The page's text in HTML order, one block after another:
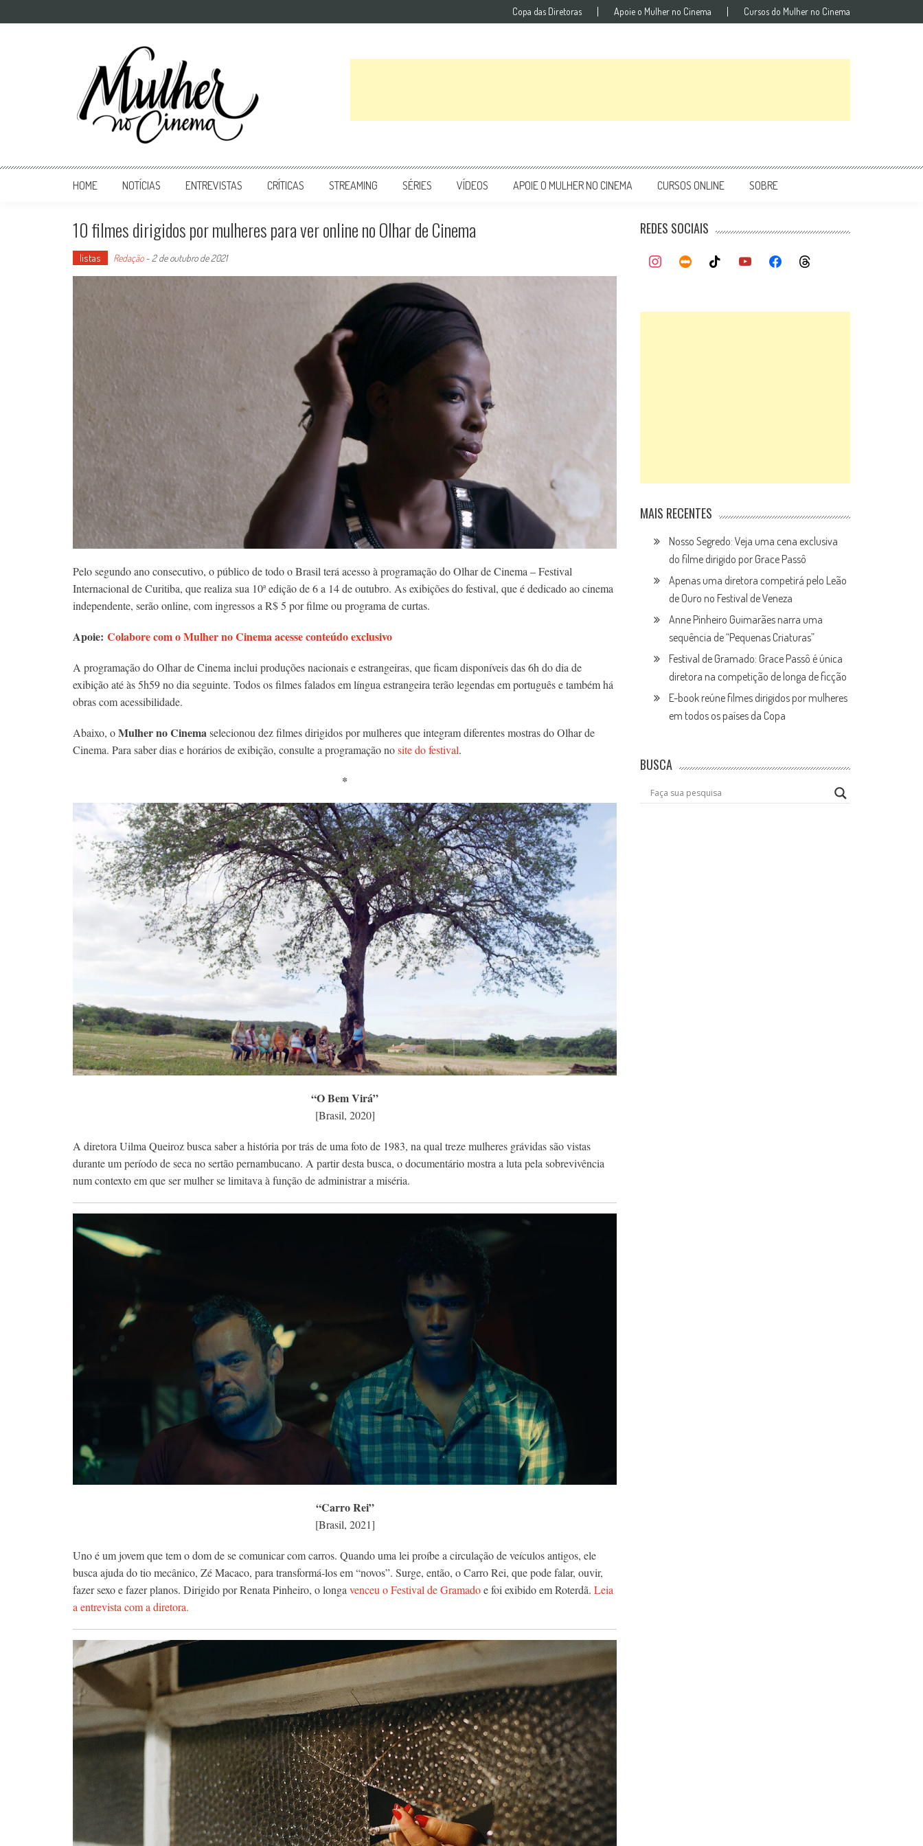
Copa das Diretoras Apoie o Mulher no Cinema Cursos do Mulher no Cinema
Mulher no Cinema
HOME NOTÍCIAS ENTREVISTAS CRÍTICAS STREAMING SÉRIES VÍDEOS APOIE O MULHER NO CINEMA CURSOS ONLINE SOBRE
10 filmes dirigidos por mulheres para ver online no Olhar de Cinema
listas Redação- 2 de outubro de 2021
Pelo segundo ano consecutivo, o público de todo o Brasil terá acesso à programação do Olhar de Cinema – Festival
Internacional de Curitiba, que realiza sua 10ª edição de 6 a 14 de outubro. As exibições do festival, que é dedicado ao cinema
independente, serão online, com ingressos a R$ 5 por filme ou programa de curtas.
Apoie: Colabore com o Mulher no Cinema acesse conteúdo exclusivo
A programação do Olhar de Cinema inclui produções nacionais e estrangeiras, que ficam disponíveis das 6h do dia de
exibição até às 5h59 no dia seguinte. Todos os filmes falados em língua estrangeira terão legendas em português e também há
obras com acessibilidade.
Abaixo, oMulher no Cinemaselecionou dez filmes dirigidos por mulheres que integram diferentes mostras do Olhar de
Cinema. Para saber dias e horários de exibição, consulte a programação nosite do festival.
*
“O Bem Virá”
[Brasil, 2020]
A diretora Uilma Queiroz busca saber a história por trás de uma foto de 1983, na qual treze mulheres grávidas são vistas
durante um período de seca no sertão pernambucano. A partir desta busca, o documentário mostra a luta pela sobrevivência
num contexto em que ser mulher se limitava à função de administrar a miséria.
“Carro Rei”
[Brasil, 2021]
Uno é um jovem que tem o dom de se comunicar com carros. Quando uma lei proíbe a circulação de veículos antigos, ele
busca ajuda do tio mecânico, Zé Macaco, para transformá-los em “novos”. Surge, então, o Carro Rei, que pode falar, ouvir,
fazer sexo e fazer planos. Dirigido por Renata Pinheiro, o longa venceu o Festival de Gramadoe foi exibido em Roterdã. Leia
a entrevista com a diretora.
REDES SOCIAIS
MAIS RECENTES
Nosso Segredo: Veja uma cena exclusiva
do filme dirigido por Grace Passô
Apenas uma diretora competirá pelo Leão
de Ouro no Festival de Veneza
Anne Pinheiro Guimarães narra uma
sequência de “Pequenas Criaturas”
Festival de Gramado: Grace Passô é única
diretora na competição de longa de ficção
E-book reúne filmes dirigidos por mulheres
em todos os países da Copa
BUSCA